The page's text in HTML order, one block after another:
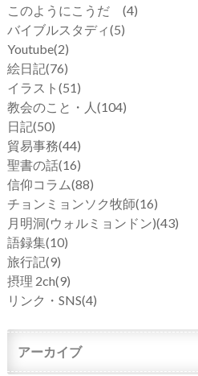
このようにこうだ (4)
バイブルスタディ(5)
Youtube(2)
絵日記(76)
イラスト (51)
教会のこと・人 (104)
日記(50)
貿易事務(44)
聖書の話(16)
信仰コラム(88)
チョンミョンソク牧師(16)
月明洞(ウォルミョンドン)(43)
語録集(10)
旅行記(9)
摂理 2ch(9)
リンク・SNS(4)
アーカイブ